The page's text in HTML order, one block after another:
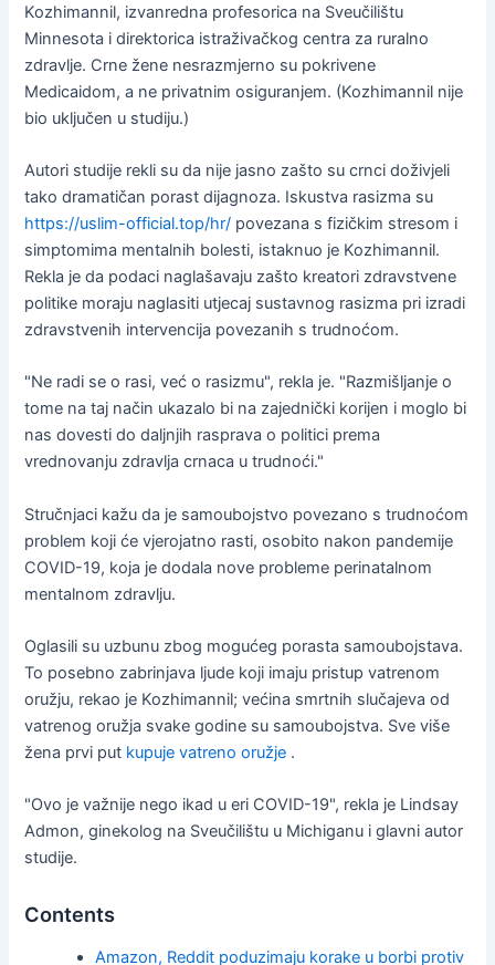
Kozhimannil, izvanredna profesorica na Sveučilištu
Minnesota i direktorica istraživačkog centra za ruralno
zdravlje. Crne žene nesrazmjerno su pokrivene
Medicaidom, a ne privatnim osiguranjem. (Kozhimannil nije
bio uključen u studiju.)
Autori studije rekli su da nije jasno zašto su crnci doživjeli
tako dramatičan porast dijagnoza. Iskustva rasizma su
https://uslim-official.top/hr/ povezana s fizičkim stresom i
simptomima mentalnih bolesti, istaknuo je Kozhimannil.
Rekla je da podaci naglašavaju zašto kreatori zdravstvene
politike moraju naglasiti utjecaj sustavnog rasizma pri izradi
zdravstvenih intervencija povezanih s trudnoćom.
"Ne radi se o rasi, već o rasizmu", rekla je. "Razmišljanje o
tome na taj način ukazalo bi na zajednički korijen i moglo bi
nas dovesti do daljnjih rasprava o politici prema
vrednovanju zdravlja crnaca u trudnoći."
Stručnjaci kažu da je samoubojstvo povezano s trudnoćom
problem koji će vjerojatno rasti, osobito nakon pandemije
COVID-19, koja je dodala nove probleme perinatalnom
mentalnom zdravlju.
Oglasili su uzbunu zbog mogućeg porasta samoubojstava.
To posebno zabrinjava ljude koji imaju pristup vatrenom
oružju, rekao je Kozhimannil; većina smrtnih slučajeva od
vatrenog oružja svake godine su samoubojstva. Sve više
žena prvi put kupuje vatreno oružje .
"Ovo je važnije nego ikad u eri COVID-19", rekla je Lindsay
Admon, ginekolog na Sveučilištu u Michiganu i glavni autor
studije.
Contents
Amazon, Reddit poduzimaju korake u borbi protiv